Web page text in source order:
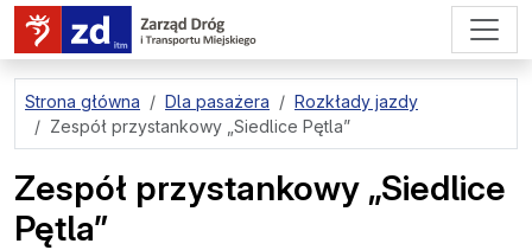
przejdź do treści strony
Strona główna Dla pasażera
Rozkłady jazdy
Zespół przystankowy „Siedlice Pętla”
Zespół przystankowy „Siedlice
Pętla”